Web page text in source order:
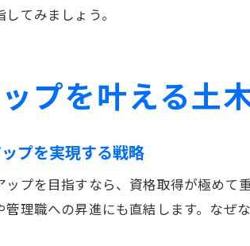
てみましょう。
プを叶える土
プを実現する戦略
プを目指すなら、資格取得が極め
理職への昇進にも直結します。な